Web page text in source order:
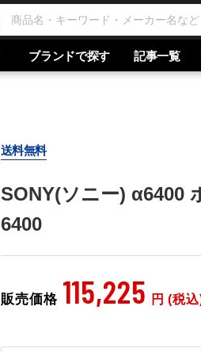
ブランドで探す 記事一覧
送料無料
SONY(ソニー) α6400
6400
販売価格 115,225 円 (税